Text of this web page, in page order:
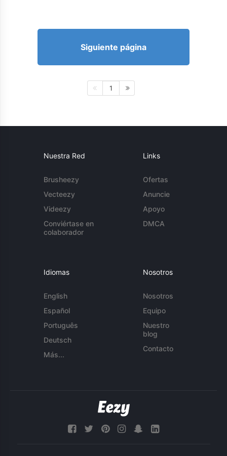
Siguiente página
1
Nuestra Red
Brusheezy
Vecteezy
Videezy
Conviértase en
colaborador
Links
Ofertas
Anuncie
Apoyo
DMCA
Idiomas
English
Español
Português
Deutsch
Más...
Nosotros
Nosotros
Equipo
Nuestro
blog
Contacto